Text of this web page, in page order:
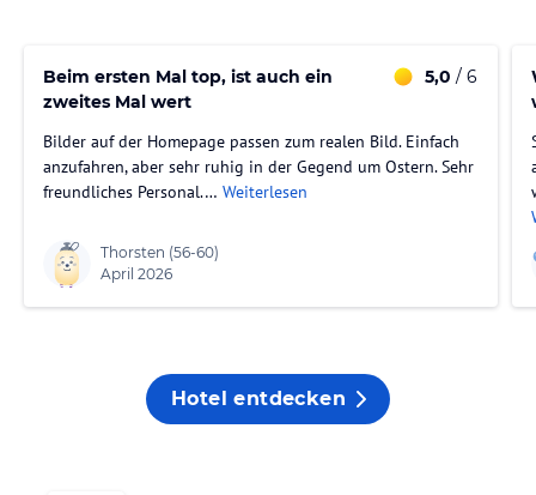
Beim ersten Mal top, ist auch ein
zweites Mal wert
5,0 / 6
Bilder auf der Homepage passen zum realen Bild. Einfach
anzufahren, aber sehr ruhig in der Gegend um Ostern. Sehr
freundliches Personal.… Weiterlesen
Thorsten (56-60)
April 2026
Hotel entdecken